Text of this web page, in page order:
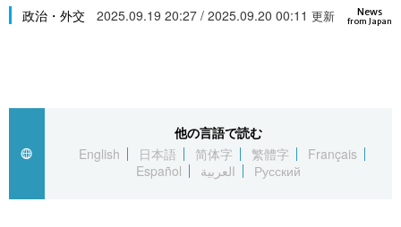
Русский
カテゴリー
経済・ビジネス
国際
トップ
アーカイブ
In-depth
Japan Data
News
from Japan
政治・外交 2025.09.19 20:27 / 2025.09.20 00:11 更新
他の言語で読む
English
日本語 简体字 繁體字
Français
Español
العربية Русский